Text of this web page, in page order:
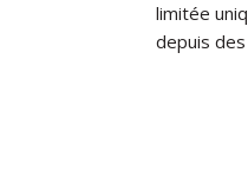
limitée
depuis